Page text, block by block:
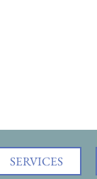
SERVICES